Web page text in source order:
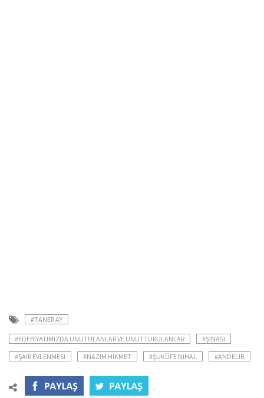
#TANER AY
#EDEBIYATIMIZDA UNUTULANLAR VE UNUTTURULANLAR
#ŞINASI
#ŞAIR EVLENMESI
#NAZIM HIKMET #ŞUKÜFE NIHAL #ANDELIB